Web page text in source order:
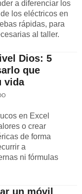
a diferenciar los
los eléctricos en
rápidas, para
al taller.
Dios: 5
que
vida
en Excel
o crear
de forma
a
ni fórmulas
un móvil